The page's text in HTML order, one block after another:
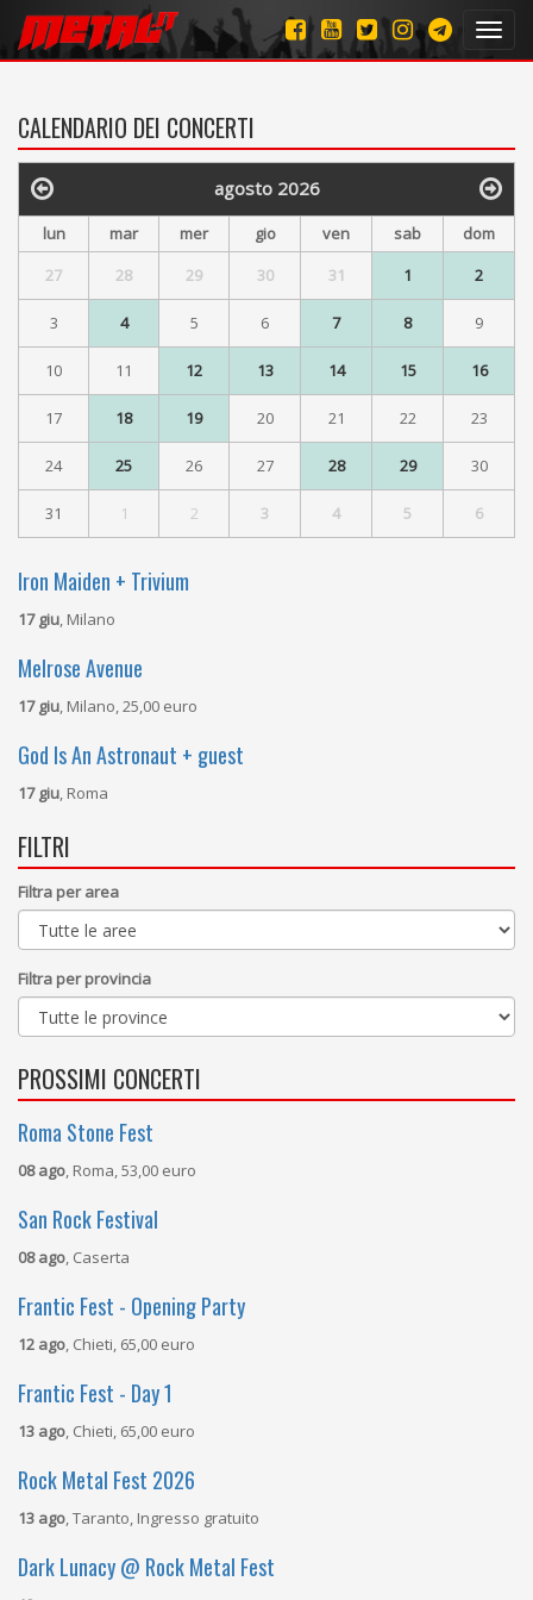
CALENDARIO DEI CONCERTI
agosto 2026
lun mar mer gio ven sab
dom
27
28 29 30 31 1 2
3 4 5 6 7 8 9
10 11 12 13 14 15 16
17 18 19 20 21 22 23
24 25 26 27 28 29 30
31 1 2 3 4 5 6
Iron Maiden + Trivium
17 giu, Milano
Melrose Avenue
17 giu, Milano, 25,00 euro
God Is An Astronaut + guest
17 giu, Roma
FILTRI
Filtra per area
Filtra per provincia
PROSSIMI CONCERTI
Roma Stone Fest
08 ago, Roma, 53,00 euro
San Rock Festival
08 ago, Caserta
Frantic Fest - Opening Party
12 ago, Chieti, 65,00 euro
Frantic Fest - Day 1
13 ago, Chieti, 65,00 euro
Rock Metal Fest 2026
13 ago, Taranto, Ingresso gratuito
Dark Lunacy @ Rock Metal Fest